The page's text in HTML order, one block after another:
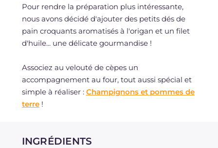
Pour rendre la préparation plus intéressante,
nous avons décidé d'ajouter des petits dés de
pain croquants aromatisés à l'origan et un filet
d'huile... une délicate gourmandise !
Associez au velouté de cèpes un
accompagnement au four, tout aussi spécial et
simple à réaliser : Champignons et pommes de
terre!
INGRÉDIENTS